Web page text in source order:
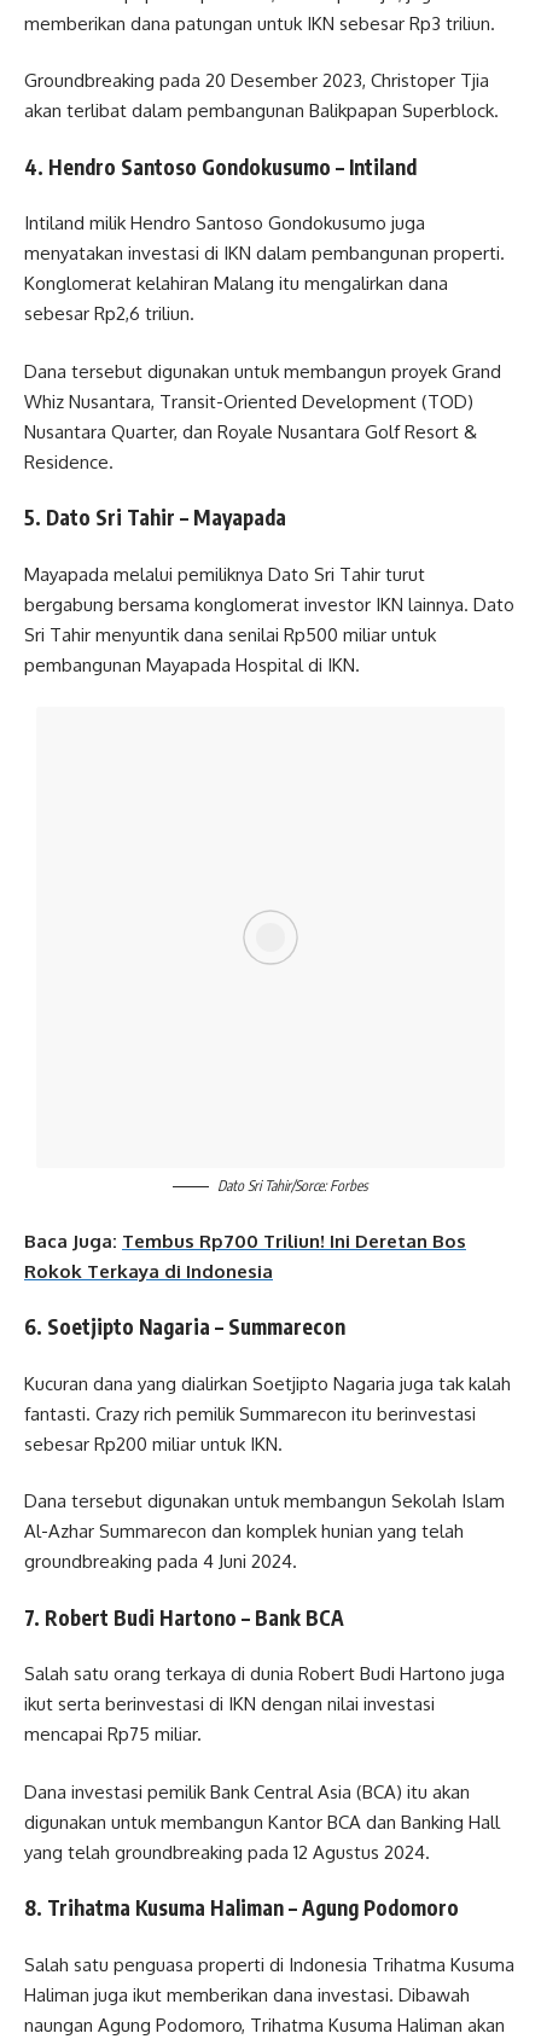
memberikan dana patungan untuk IKN sebesar Rp3 triliun.
Groundbreaking pada 20 Desember 2023, Christoper Tjia
akan terlibat dalam pembangunan Balikpapan Superblock.
4. Hendro Santoso Gondokusumo – Intiland
Intiland milik Hendro Santoso Gondokusumo juga
menyatakan investasi di IKN dalam pembangunan properti.
Konglomerat kelahiran Malang itu mengalirkan dana
sebesar Rp2,6 triliun.
Dana tersebut digunakan untuk membangun proyek Grand
Whiz Nusantara, Transit-Oriented Development (TOD)
Nusantara Quarter, dan Royale Nusantara Golf Resort &
Residence.
5. Dato Sri Tahir – Mayapada
Mayapada melalui pemiliknya Dato Sri Tahir turut
bergabung bersama konglomerat investor IKN lainnya. Dato
Sri Tahir menyuntik dana senilai Rp500 miliar untuk
pembangunan Mayapada Hospital di IKN.
Dato Sri Tahir/Sorce: Forbes
Baca Juga: Tembus Rp700 Triliun! Ini Deretan Bos
Rokok Terkaya di Indonesia
6. Soetjipto Nagaria – Summarecon
Kucuran dana yang dialirkan Soetjipto Nagaria juga tak kalah
fantasti. Crazy rich pemilik Summarecon itu berinvestasi
sebesar Rp200 miliar untuk IKN.
Dana tersebut digunakan untuk membangun Sekolah Islam
Al-Azhar Summarecon dan komplek hunian yang telah
groundbreaking pada 4 Juni 2024.
7. Robert Budi Hartono – Bank BCA
Salah satu orang terkaya di dunia Robert Budi Hartono juga
ikut serta berinvestasi di IKN dengan nilai investasi
mencapai Rp75 miliar.
Dana investasi pemilik Bank Central Asia (BCA) itu akan
digunakan untuk membangun Kantor BCA dan Banking Hall
yang telah groundbreaking pada 12 Agustus 2024.
8. Trihatma Kusuma Haliman – Agung Podomoro
Salah satu penguasa properti di Indonesia Trihatma Kusuma
Haliman juga ikut memberikan dana investasi. Dibawah
naungan Agung Podomoro, Trihatma Kusuma Haliman akan